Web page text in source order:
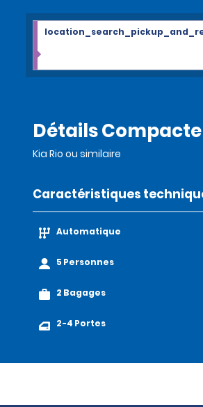
Détails Compacte
Kia Rio ou similaire
Caractéristiques
Automatique
5 Personnes
2 Bagages
2-4 Portes